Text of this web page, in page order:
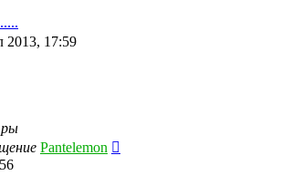
2013, 17:59
Pantelemon